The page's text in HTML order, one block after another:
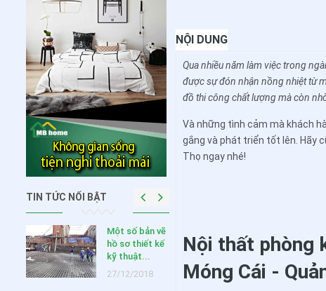
NỘI DUNG
Qua nhiều năm làm việc trong
được sự đón nhận nồng nhiệt từ
đồ thi công chất lượng mà còn
Và những tình cảm mà khách
gắng và phát triển tốt lên. Hãy
Thọ ngay nhé!
Nội thất phòng
Móng Cái -
TIN TỨC NỔI BẬT
Một số bản vẽ
hồ sơ thiết kế
kỹ thuật...
27/12/2018